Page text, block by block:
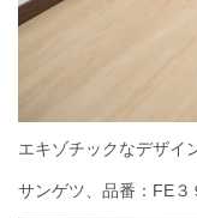
エキゾチックなデザイ
サンゲツ、品番： FE３